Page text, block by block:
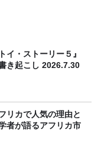
イ・ストーリー５』
き起こし 2026.7.30
リカで人気の理由と
者が語るアフリカ市